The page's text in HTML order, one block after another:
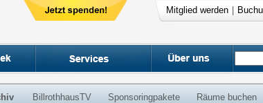
Mitglied werden
BillrothhausTV Sponsoringpakete Räume buchen